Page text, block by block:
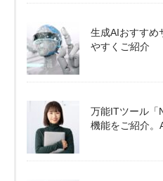
生成AIおすすめ
やすくご紹介
万能ITツール「
機能をご紹介。